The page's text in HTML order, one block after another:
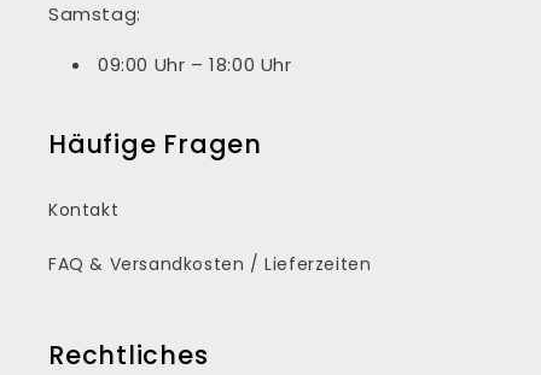
Samstag:
09:00 Uhr – 18:00 Uhr
Häufige Fragen
Kontakt
FAQ & Versandkosten / Lieferzeiten
Rechtliches